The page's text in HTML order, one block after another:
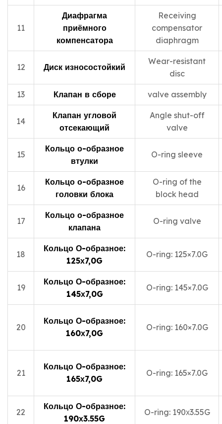
11
Диафрагма
приёмного
компенсатора
Receiving
compensator
diaphragm
12 Диск износостойкий
Wear-resistant
disc
13 Клапан в сборе valve assembly
14
Клапан угловой
отсекающий
Angle shut-off
valve
15
Кольцо о-образное
втулки
O-ring sleeve
16
Кольцо о-образное
головки блока
O-ring of the
block head
17
Кольцо о-образное
клапана
O-ring valve
18
Кольцо О-образное:
125х7,0G
O-ring: 125×7.0G
19
Кольцо О-образное:
145х7,0G
O-ring: 145×7.0G
20
Кольцо О-образное:
160х7,0G
O-ring: 160×7.0G
21
Кольцо О-образное:
165х7,0G
O-ring: 165×7.0G
22
Кольцо О-образное:
190х3.55G
O-ring: 190х3.55G